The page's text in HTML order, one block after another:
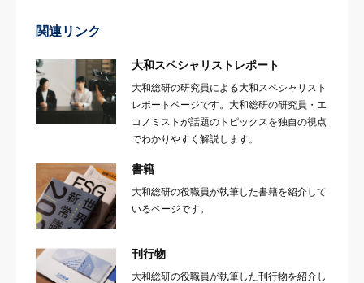
関連リンク
大和スペシャリストレポート
大和総研の研究員による大和スペシャリスト
レポートページです。大和総研の研究員・エ
コノミストが話題のトピックスを独自の視点
でわかりやすく解説します。
書籍
大和総研の役職員が執筆した書籍を紹介して
いるページです。
刊行物
大和総研の役職員が執筆した刊行物を紹介し